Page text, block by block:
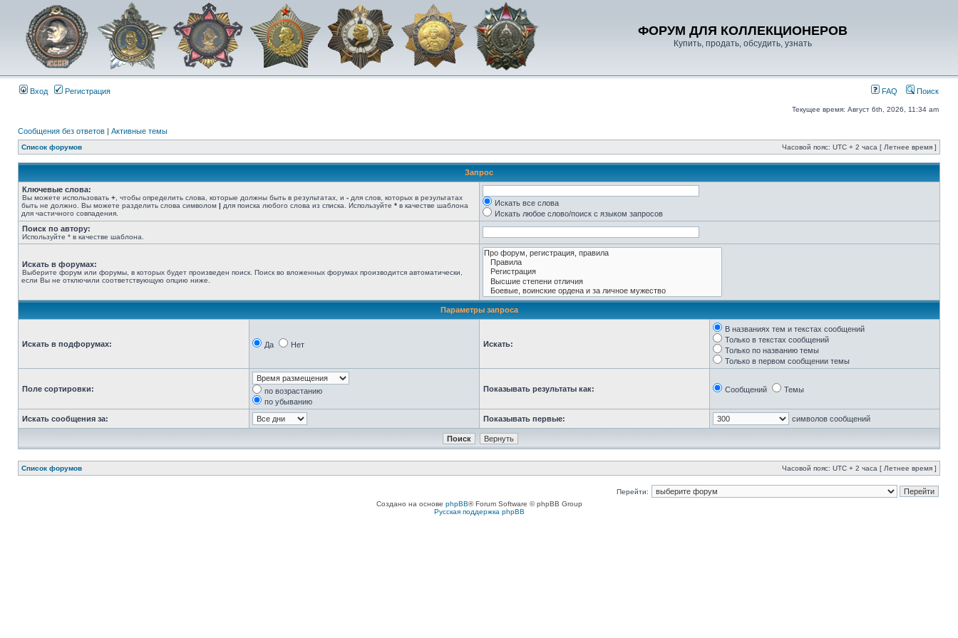
ФОРУМ ДЛЯ КОЛЛЕКЦИОНЕРОВ
Купить, продать, обсудить, узнать
Вход Регистрация FAQ Поиск
Текущее время: Август 6th, 2026, 11:34 am
Сообщения без ответов | Активные темы
Список форумов Часовой пояс: UTC + 2 часа [ Летнее время ]
Запрос
Ключевые слова:
Вы можете использовать + , чтобы определить слова, которые должны быть в результатах, и - для слов, которых в результатах
быть не должно. Вы можете разделить слова символом | для поиска любого слова из списка. Используйте * в качестве шаблона
для частичного совпадения.
Искать все слова
Искать любое слово/поиск с языком запросов
Поиск по автору:
Используйте * в качестве шаблона.
Искать в форумах:
Выберите форум или форумы, в которых будет произведен поиск. Поиск во вложенных форумах производится автоматически,
если Вы не отключили соответствующую опцию ниже.
Параметры запроса
Искать в подфорумах: Да Нет Искать:
В названиях тем и текстах сообщений
Только в текстах сообщений
Только по названию темы
Только в первом сообщении темы
Поле сортировки:
по возрастанию
по убыванию
Показывать результаты как: Сообщений Темы
Искать сообщения за: Показывать первые: символов сообщений
Список форумов Часовой пояс: UTC + 2 часа [ Летнее время ]
Перейти:
Создано на основе phpBB® Forum Software © phpBB Group
Русская поддержка phpBB